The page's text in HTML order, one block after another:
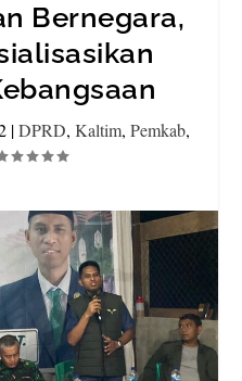
Bernegara,
|DPRD, Kaltim, Pemkab,